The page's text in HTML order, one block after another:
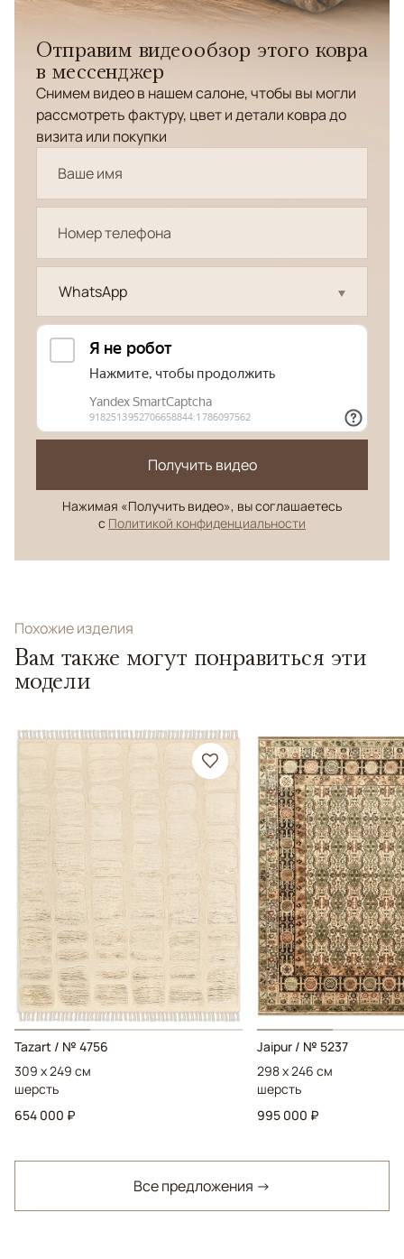
Отправим видеообзор этого ковра
в мессенджер
Снимем видео в нашем салоне, чтобы вы могли
рассмотреть фактуру, цвет и детали ковра до
визита или покупки
WhatsApp
Получить видео
Нажимая «Получить видео», вы соглашаетесь
с Политикой конфиденциальности
Похожие изделия
Вам также могут понравиться эти
модели
Tazart / № 4756
309 x 249 см
шерсть
654 000 ₽
Jaipur / № 5237
298 x 246 см
шерсть
995 000 ₽
Все предложения →